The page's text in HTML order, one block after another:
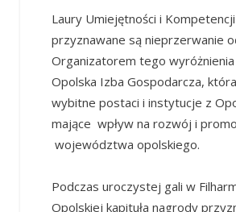
Laury Umiejętności i Kompetencji
przyznawane są nieprzerwanie
Organizatorem tego
Opolska Izba Gospodarcza,
wybitne postaci i instytucje z
mające wpływ na rozwój i
województwa opolskiego.
Podczas uroczystej gali w
Opolskiej kapituła nagrody